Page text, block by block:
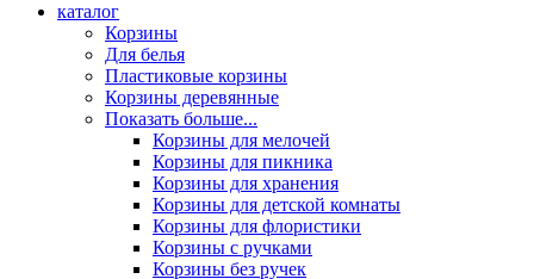
каталог
Корзины
Для белья
Пластиковые корзины
Корзины деревянные
Показать больше...
Корзины для мелочей
Корзины для пикника
Корзины для хранения
Корзины для детской комнаты
Корзины для флористики
Корзины с ручками
Корзины без ручек